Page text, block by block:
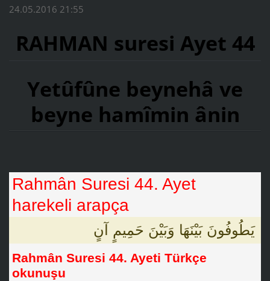
24.05.2016 21:55
RAHMAN suresi Ayet 44
Yetûfûne beynehâ ve
beyne hamîmin ânin
Rahmân Suresi 44. Ayet
harekeli arapça
يَطُوفُونَ بَيْنَهَا وَبَيْنَ حَمِيمٍ آنٍ
Rahmân Suresi 44. Ayeti Türkçe
okunuşu